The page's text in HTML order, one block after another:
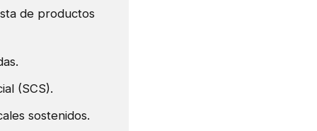
de productos
(SCS).
sostenidos.